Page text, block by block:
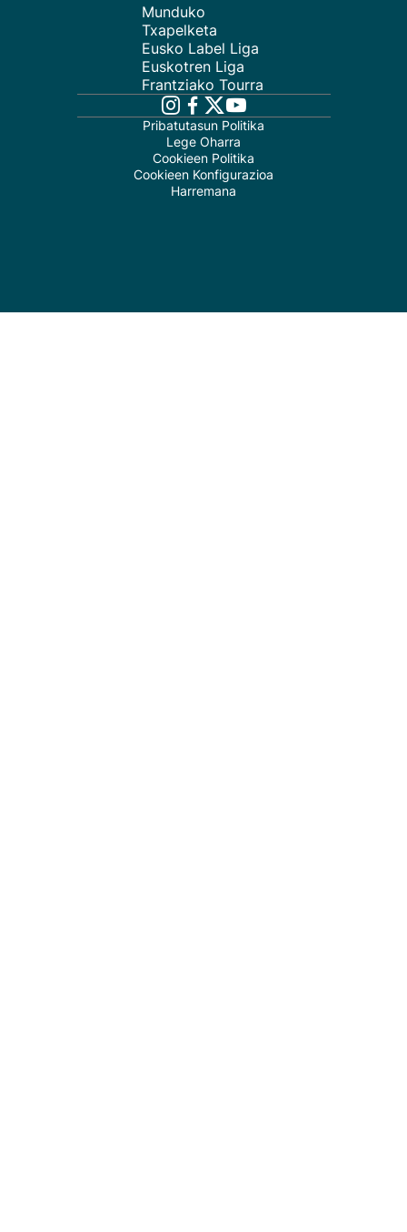
Munduko
Txapelketa
Eusko Label Liga
Euskotren Liga
Frantziako Tourra
Pribatutasun Politika
Lege Oharra
Cookieen Politika
Cookieen Konfigurazioa
Harremana